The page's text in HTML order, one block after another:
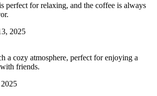
perfect for relaxing, and the coffee is always
2025
a cozy atmosphere, perfect for enjoying a
friends.